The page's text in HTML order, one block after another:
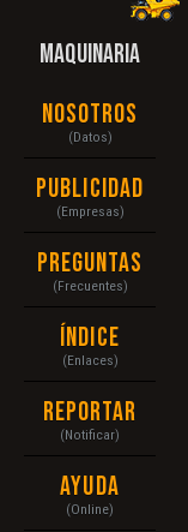
MAQUINARIA
Nosotros
(Datos)
Publicidad
(Empresas)
Preguntas
(Frecuentes)
Índice
(Enlaces)
Reportar
(Notificar)
Ayuda
(Online)